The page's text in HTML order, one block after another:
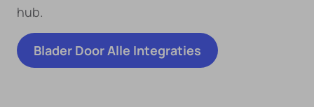
hub.
Blader Door Alle Integraties